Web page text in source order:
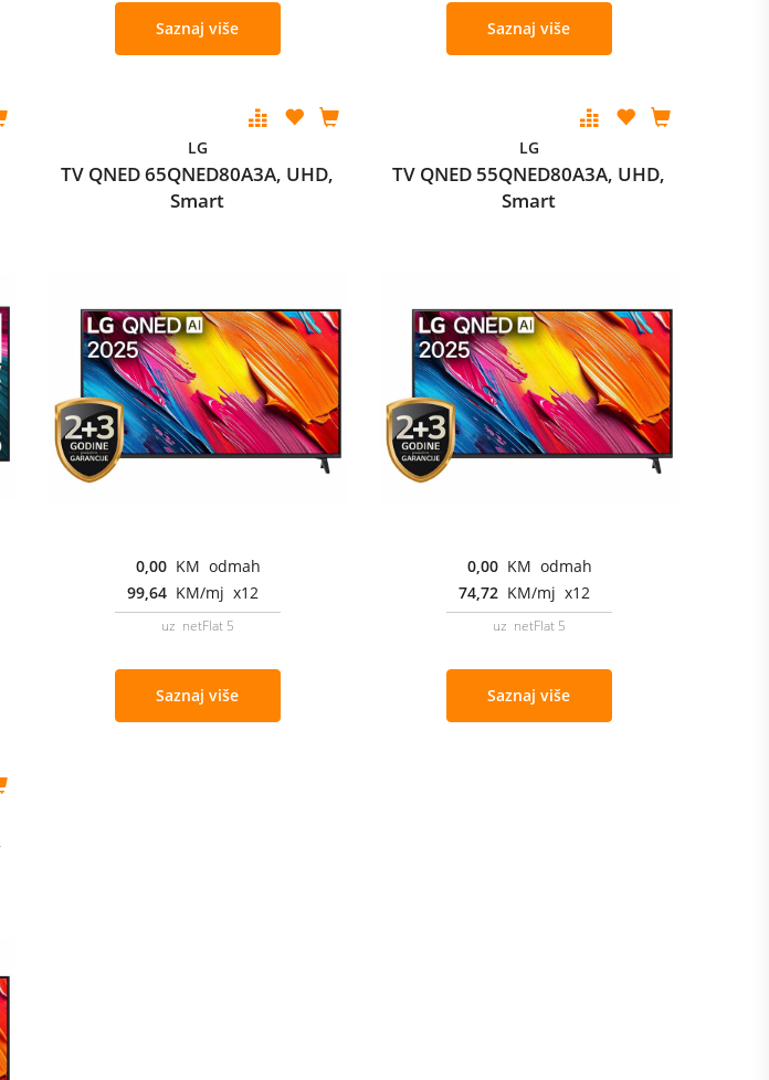
Saznaj više Saznaj više
LG
TV QNED 65QNED80A3A, UHD,
Smart
0,00 KM odmah
99,64 KM/mj x12
uz netFlat 5
Saznaj više
LG
TV QNED 55QNED80A3A, UHD,
Smart
0,00 KM odmah
74,72 KM/mj x12
uz netFlat 5
Saznaj više